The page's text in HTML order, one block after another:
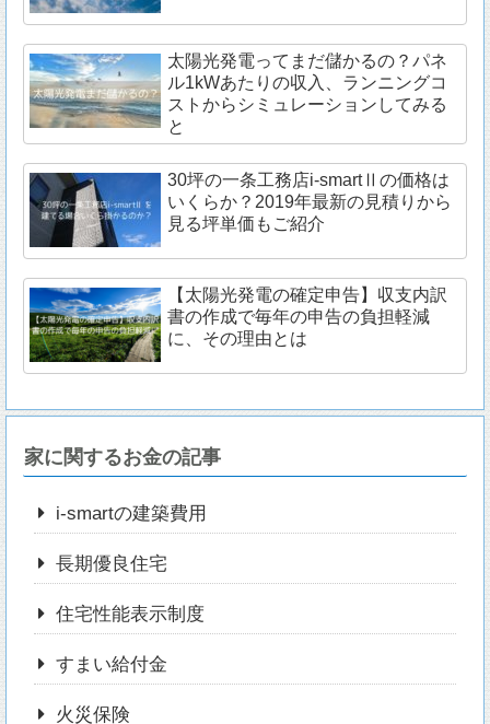
太陽光発電ってまだ儲かるの？パネ
ル1kWあたりの収入、ランニングコ
ストからシミュレーションしてみる
と
30坪の一条工務店i-smartⅡの価格は
いくらか？2019年最新の見積りから
見る坪単価もご紹介
【太陽光発電の確定申告】収支内訳
書の作成で毎年の申告の負担軽減
に、その理由とは
家に関するお金の記事
i-smartの建築費用
長期優良住宅
住宅性能表示制度
すまい給付金
火災保険